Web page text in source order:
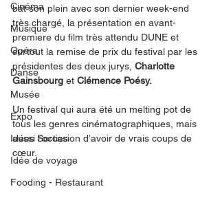
Cinéma
Musique
Opéra
Danse
Musée
Expo
Idées Sorties
Idée de voyage
Fooding - Restaurant
bat son plein avec son dernier week-end
très chargé, la présentation en avant-
premiere du film très attendu DUNE et
surtout la remise de prix du festival par les
présidentes des deux jurys, Charlotte
Gainsbourg et Clémence Poésy.
Un festival qui aura été un melting pot de
tous les genres cinématographiques, mais
aussi l’occasion d’avoir de vrais coups de
cœur.